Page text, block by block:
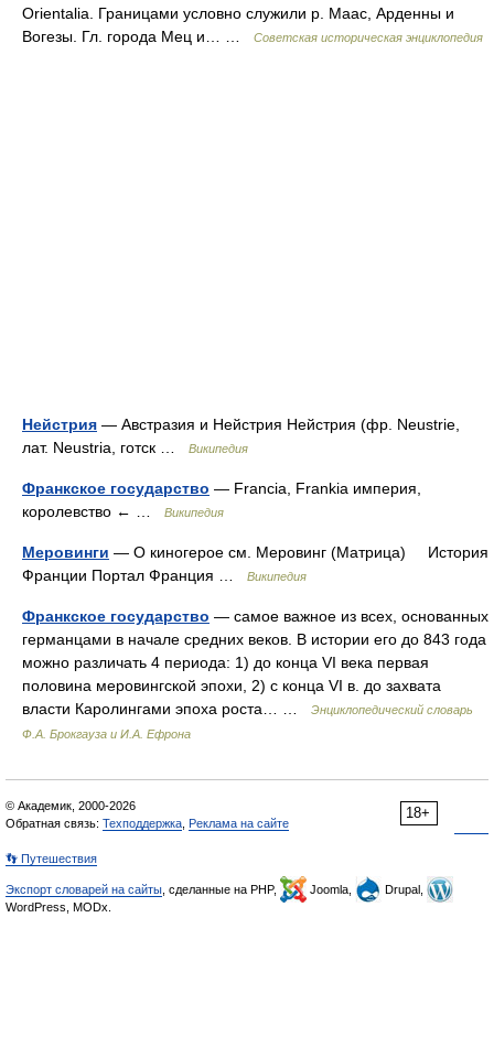
Orientalia. Границами условно служили р. Маас, Арденны и
Вогезы. Гл. города Мец и… …
Советская историческая энциклопедия
Нейстрия — Австразия и Нейстрия Нейстрия (фр. Neustrie,
лат. Neustria, готск …
Википедия
Франкское государство — Francia, Frankia империя,
королевство ← …
Википедия
Меровинги — О киногерое см. Меровинг (Матрица) История
Франции Портал Франция …
Википедия
Франкское государство — самое важное из всех, основанных
германцами в начале средних веков. В истории его до 843 года
можно различать 4 периода: 1) до конца VI века первая
половина меровингской эпохи, 2) с конца VI в. до захвата
власти Каролингами эпоха роста… …
Энциклопедический словарь
Ф.А. Брокгауза и И.А. Ефрона
18+
© Академик, 2000-2026
Обратная связь: Техподдержка Реклама на сайте
👣 Путешествия
Экспорт словарей на сайты , сделанные на PHP, Joomla,
Drupal,
WordPress, MODx.